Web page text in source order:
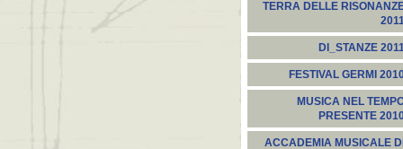
TERRA DELLE
2011
DI_STANZE 2011
FESTIVAL GERMI
MUSICA NEL
PRESENTE
ACCADEMIA MUSICALE DI